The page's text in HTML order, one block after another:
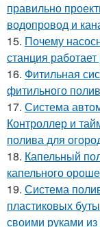
правильно
водопровод и
15. Почему
станция
16. Фитильная
фитильного
17. Система
Контроллер и
полива для
18. Капельный
капельного
19. Система
пластиковых
своими руками